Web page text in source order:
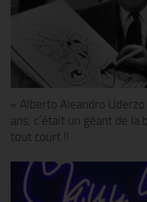
« Alberto Aleandro
ans, c’était un géant de la
tout court !!